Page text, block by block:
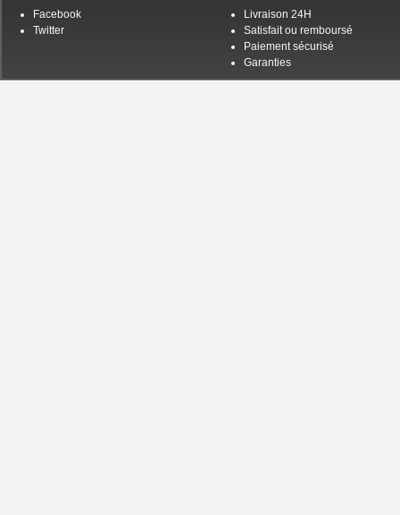
Facebook
Twitter
Livraison 24H
Satisfait ou remboursé
Paiement sécurisé
Garanties